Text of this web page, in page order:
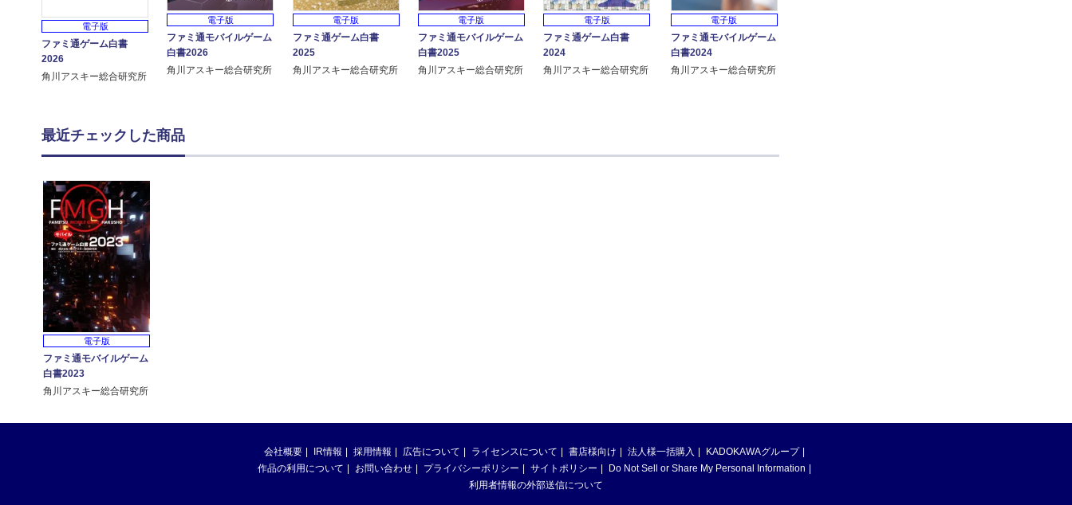
電子版
ファミ通ゲーム白書
2026
角川アスキー総合研究所
電子版
ファミ通モバイルゲーム
白書2026
角川アスキー総合研究所
電子版
ファミ通ゲーム白書
2025
角川アスキー総合研究所
電子版
ファミ通モバイルゲーム
白書2025
角川アスキー総合研究所
電子版
ファミ通ゲーム白書
2024
角川アスキー総合研究所
電子版
ファミ通モバイルゲーム
白書2024
角川アスキー総合研究所
最近チェックした商品
電子版
ファミ通モバイルゲーム
白書2023
角川アスキー総合研究所
会社概要 IR情報 採用情報 広告について ライセンスについて 書店様向け 法人様一括購入
KADOKAWAグループ
作品の利用について
お問い合わせ プライバシーポリシー サイトポリシー
Do Not Sell or Share My Personal Information
利用者情報の外部送信について